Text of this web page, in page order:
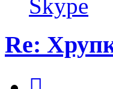
Skype
Re: